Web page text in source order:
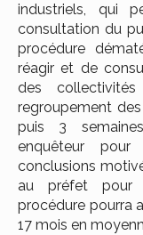
industriels, qui
consultation du
procédure
réagir et de
des
regroupement
puis 3
enquêteur
conclusions
au préfet pour
procédure pourra
17 mois en